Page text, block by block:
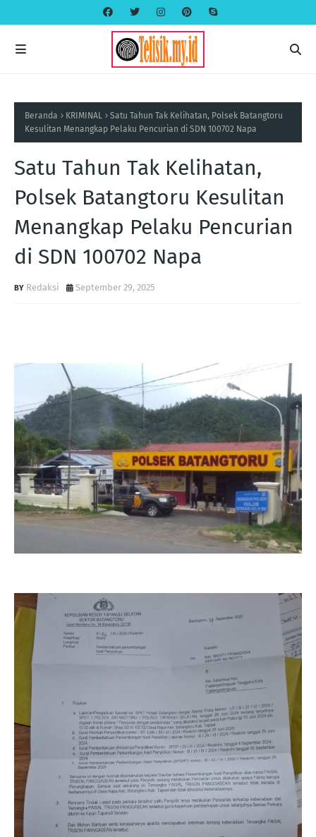
Beranda KRIMINAL
Satu Tahun Tak Kelihatan, Polsek Batangtoru
Kesulitan Menangkap Pelaku Pencurian di SDN 100702 Napa
Satu Tahun Tak Kelihatan,
Polsek Batangtoru Kesulitan
Menangkap Pelaku Pencurian
di SDN 100702 Napa
Redaksi September 29, 2025